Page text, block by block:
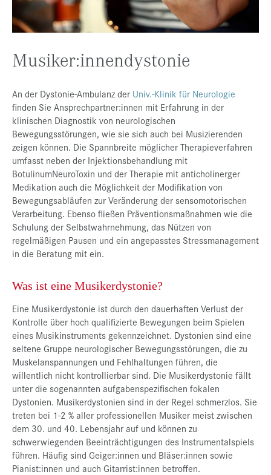
Kontakt
Service-Links
de |en
Musiker:innendystonie
An der Dystonie-Ambulanz der Univ.-Klinik für Neurologie
finden Sie Ansprechpartner:innen mit Erfahrung in der
klinischen Diagnostik von neurologischen
Bewegungsstörungen, wie sie sich auch bei Musizierenden
zeigen können. Die Spannbreite möglicher Therapieverfahren
umfasst neben der Injektionsbehandlung mit
BotulinumNeuroToxin und der Therapie mit anticholinerger
Medikation auch die Möglichkeit der Modifikation von
Bewegungsabläufen zur Veränderung der sensomotorischen
Verarbeitung. Ebenso fließen Präventionsmaßnahmen wie die
Schulung der Selbstwahrnehmung, das Nützen von
regelmäßigen Pausen und ein angepasstes Stressmanagement
in die Beratung mit ein.
Was ist eine Musikerdystonie?
Eine Musikerdystonie ist durch den dauerhaften Verlust der
Kontrolle über hoch qualifizierte Bewegungen beim Spielen
eines Musikinstruments gekennzeichnet. Dystonien sind eine
seltene Gruppe neurologischer Bewegungsstörungen, die zu
Muskelanspannungen und Fehlhaltungen führen, die
willentlich nicht kontrollierbar sind. Die Musikerdystonie fällt
unter die sogenannten aufgabenspezifischen fokalen
Dystonien. Musikerdystonien sind in der Regel schmerzlos. Sie
treten bei 1-2 % aller professionellen Musiker meist zwischen
dem 30. und 40. Lebensjahr auf und können zu
schwerwiegenden Beeinträchtigungen des Instrumentalspiels
führen. Häufig sind Geiger:innen und Bläser:innen sowie
Pianist:innen und auch Gitarrist:innen betroffen.